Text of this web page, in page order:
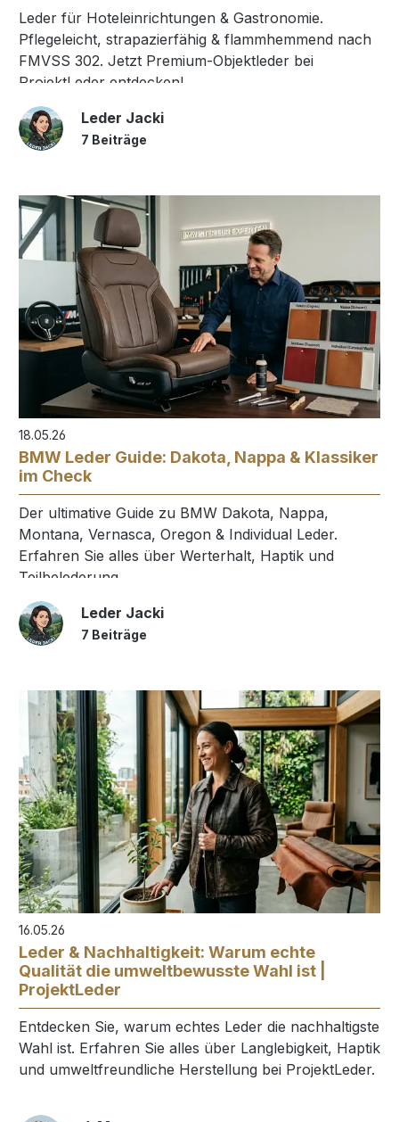
Leder für Hoteleinrichtungen & Gastronomie.
Pflegeleicht, strapazierfähig & flammhemmend nach
FMVSS 302. Jetzt Premium-Objektleder bei
ProjektLeder entdecken!
Leder Jacki
7 Beiträge
18.05.26
BMW Leder Guide: Dakota, Nappa & Klassiker
im Check
Der ultimative Guide zu BMW Dakota, Nappa,
Montana, Vernasca, Oregon & Individual Leder.
Erfahren Sie alles über Werterhalt, Haptik und
Teilbelederung.
Leder Jacki
7 Beiträge
16.05.26
Leder & Nachhaltigkeit: Warum echte
Qualität die umweltbewusste Wahl ist |
ProjektLeder
Entdecken Sie, warum echtes Leder die nachhaltigste
Wahl ist. Erfahren Sie alles über Langlebigkeit, Haptik
und umweltfreundliche Herstellung bei ProjektLeder.